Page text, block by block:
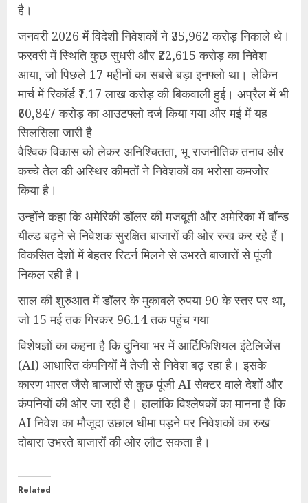
है।
जनवरी 2026 में विदेशी निवेशकों ने ₹35,962 करोड़ निकाले थे।
फरवरी में स्थिति कुछ सुधरी और ₹22,615 करोड़ का निवेश
आया, जो पिछले 17 महीनों का सबसे बड़ा इनफ्लो था। लेकिन
मार्च में रिकॉर्ड ₹1.17 लाख करोड़ की बिकवाली हुई। अप्रैल में भी
₹60,847 करोड़ का आउटफ्लो दर्ज किया गया और मई में यह
सिलसिला जारी है
वैश्विक विकास को लेकर अनिश्चितता, भू-राजनीतिक तनाव और
कच्चे तेल की अस्थिर कीमतों ने निवेशकों का भरोसा कमजोर
किया है।
उन्होंने कहा कि अमेरिकी डॉलर की मजबूती और अमेरिका में बॉन्ड
यील्ड बढ़ने से निवेशक सुरक्षित बाजारों की ओर रुख कर रहे हैं।
विकसित देशों में बेहतर रिटर्न मिलने से उभरते बाजारों से पूंजी
निकल रही है।
साल की शुरुआत में डॉलर के मुकाबले रुपया 90 के स्तर पर था,
जो 15 मई तक गिरकर 96.14 तक पहुंच गया
विशेषज्ञों का कहना है कि दुनिया भर में आर्टिफिशियल इंटेलिजेंस
(AI) आधारित कंपनियों में तेजी से निवेश बढ़ रहा है। इसके
कारण भारत जैसे बाजारों से कुछ पूंजी AI सेक्टर वाले देशों और
कंपनियों की ओर जा रही है। हालांकि विश्लेषकों का मानना है कि
AI निवेश का मौजूदा उछाल धीमा पड़ने पर निवेशकों का रुख
दोबारा उभरते बाजारों की ओर लौट सकता है।
Related